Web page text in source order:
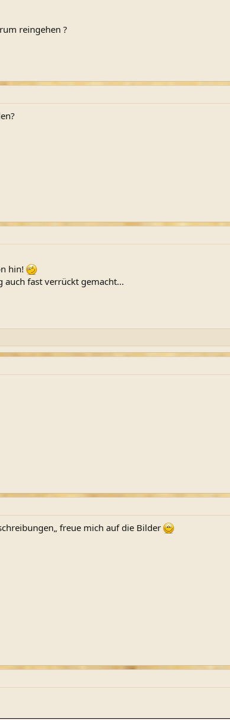
reingehen ?
hin!
auch fast verrückt gemacht...
freue mich auf die Bilder